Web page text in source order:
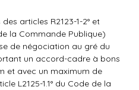
articles R2123-1-2° et
la Commande Publique)
de négociation au gré du
un accord-cadre à bons
et avec un maximum de
L2125-1.1° du Code de la